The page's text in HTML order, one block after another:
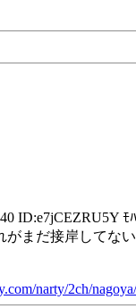
ID:e7jCEZRU5Y ﾓ
がまだ接岸してな
narty/2ch/